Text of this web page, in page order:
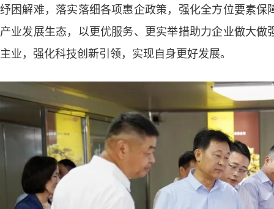
纾困解难，落实落细各项惠企政策，强化全方位要素
产业发展生态，以更优服务、更实举措助力企业做大
主业，强化科技创新引领，实现自身更好发展。